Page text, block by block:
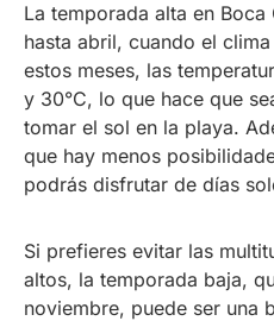
La temporada alta en
hasta abril, cuando el
estos meses, las
y 30°C, lo que hace que
tomar el sol en la playa.
que hay menos
podrás disfrutar de días
Si prefieres evitar las
altos, la temporada baja,
noviembre, puede ser una